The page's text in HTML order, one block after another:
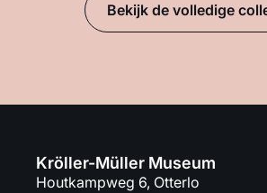
Bekijk de volledige
Kröller-Müller Museum
Houtkampweg 6, Otterlo